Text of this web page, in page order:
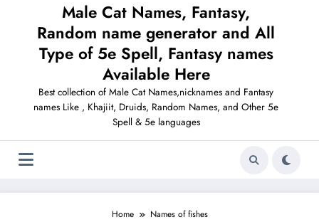
Male Cat Names, Fantasy,
Random name generator and All
Type of 5e Spell, Fantasy names
Available Here
Best collection of Male Cat Names,nicknames and Fantasy
names Like , Khajiit, Druids, Random Names, and Other 5e
Spell & 5e languages
Home Names of fishes